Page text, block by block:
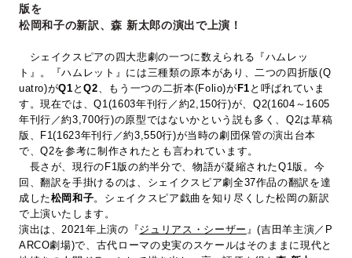
版を
松岡和子の新訳、森 新太郎の演出で上演！
シェイクスピアの四大悲劇の一つに数えられる『ハムレッ
ト』。『ハムレット』には三種類の原本があり、二つの四折版(Q
uatro)がQ1 とQ2、もう一つの二折本(Folio)が F1 と呼ばれていま
す。現在では、Q1(1603年刊行／約2,150行)が、Q2(1604～1605
年刊行／約3,700行)の原型ではないかという説も多く、Q2は草稿
版、F1(1623年刊行／約3,550行)が当時の劇団保管の演出台本
で、Q2を参考に制作されたとも言われています。
長さが、現行のF1版の約半分で、物語が凝縮されたQ1版。今
回、翻訳を手掛けるのは、シェイクスピア劇全37作品の翻訳を達
成した松岡和子。シェイクスピア戯曲を知り尽くした松岡の新訳
で上演いたします。
演出は、2021年上演の『ジュリアス・シーザー 』(吉田羊主演／P
ARCO劇場)で、古代ローマの史実のスケールはそのままに現代と